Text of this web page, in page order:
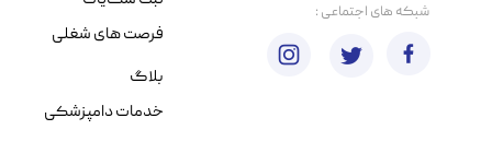
فرصت های شغلی
​شبکه های اجتماعی :
بلاگ
خدمات دامپزشکی